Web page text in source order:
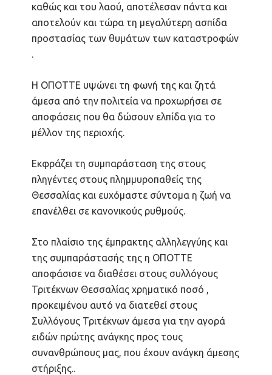
καθώς και του λαού, αποτέλεσαν πάντα και
αποτελούν και τώρα τη μεγαλύτερη ασπίδα
προστασίας των θυμάτων των καταστροφών
Η ΟΠΟΤΤΕ υψώνει τη φωνή της και ζητά
άμεσα από την πολιτεία να προχωρήσει σε
αποφάσεις που θα δώσουν ελπίδα για το
μέλλον της περιοχής.
Εκφράζει τη συμπαράσταση της στους
πληγέντες στους πλημμυροπαθείς της
Θεσσαλίας και ευχόμαστε σύντομα η ζωή να
επανέλθει σε κανονικούς ρυθμούς.
Στο πλαίσιο της έμπρακτης αλληλεγγύης και
της συμπαράστασής της η ΟΠΟΤΤΕ
αποφάσισε να διαθέσει στους συλλόγους
Τριτέκνων Θεσσαλίας χρηματικό ποσό ,
προκειμένου αυτό να διατεθεί στους
Συλλόγους Τριτέκνων άμεσα για την αγορά
ειδών πρώτης ανάγκης προς τους
συνανθρώπους μας, που έχουν ανάγκη άμεσης
στήριξης..